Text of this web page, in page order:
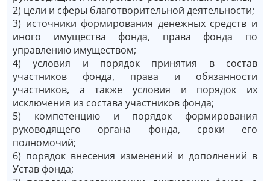
2) цели и сферы благотворительной деятельности;
3) источники формирования денежных средств и
иного имущества фонда, права фонда по
управлению имуществом;
4) условия и порядок принятия в состав
участников фонда, права и обязанности
участников, а также условия и порядок их
исключения из состава участников фонда;
5) компетенцию и порядок формирования
руководящего органа фонда, сроки его
полномочий;
6) порядок внесения изменений и дополнений в
Устав фонда;